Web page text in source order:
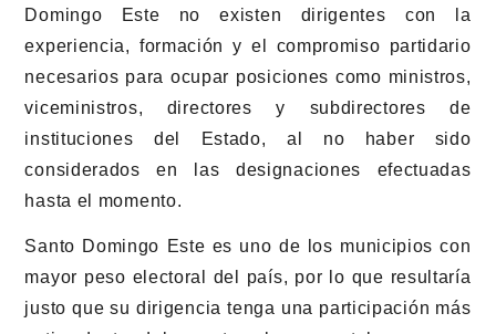
Domingo Este no existen dirigentes con la
experiencia, formación y el compromiso partidario
necesarios para ocupar posiciones como ministros,
viceministros, directores y subdirectores de
instituciones del Estado, al no haber sido
considerados en las designaciones efectuadas
hasta el momento.
Santo Domingo Este es uno de los municipios con
mayor peso electoral del país, por lo que resultaría
justo que su dirigencia tenga una participación más